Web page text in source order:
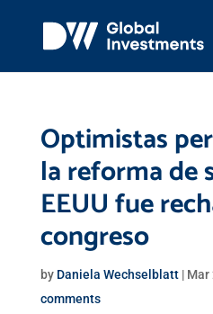
Optimistas
la reforma de
EEUU fue
congreso
by Daniela Wechselblatt| Mar
comments